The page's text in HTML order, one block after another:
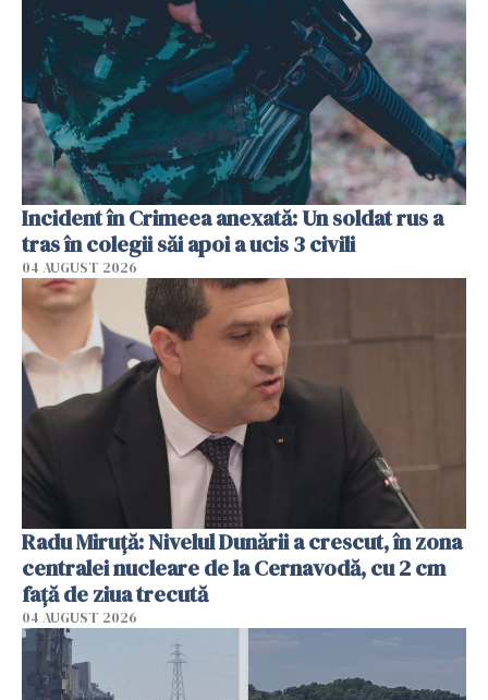
Incident în Crimeea anexată: Un soldat rus a
tras în colegii săi apoi a ucis 3 civili
04 AUGUST 2026
Radu Miruţă: Nivelul Dunării a crescut, în zona
centralei nucleare de la Cernavodă, cu 2 cm
faţă de ziua trecută
04 AUGUST 2026